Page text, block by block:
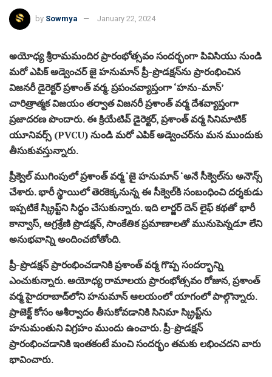
by Sowmya January 22, 2024
అయోధ్య శ్రీరామమందిర ప్రారంభోత్సవం సందర్భంగా పివిసియు నుండి
మరో ఎపిక్ అడ్వెంచర్ జై హనుమాన్ ప్రీ-ప్రొడక్షన్‌ను ప్రారంభించిన
విజనరీ డైరెక్టర్ ప్రశాంత్ వర్మ. ప్రపంచవ్యాప్తంగా ‘హను-మాన్’
చారిత్రాత్మక విజయం తర్వాత విజనరీ ప్రశాంత్ వర్మ దేశవ్యాప్తంగా
ప్రజాదరణ పొందారు. ఈ క్రియేటివ్ డైరెక్టర్, ప్రశాంత్ వర్మ సినిమాటిక్
యూనివర్స్ (PVCU) నుండి మరో ఎపిక్ అడ్వెంచర్‌ను మన ముందుకు
తీసుకువస్తున్నారు.
ప్రీక్వెల్ ముగింపులో ప్రశాంత్ వర్మ ‘జై హనుమాన్ ‘అనే సీక్వెల్‌ను అనౌన్స్
చేశారు. భారీ స్థాయిలో తెరకెక్కనున్న ఈ సీక్వెల్‌కి సంబంధించి దర్శకుడు
ఇప్పటికే స్క్రిప్ట్‌ని సిద్ధం చేసుకున్నారు. ఇది లార్జర్ దెన్ లైఫ్ కథతో భారీ
కాన్వాస్, అగ్రశ్రేణి ప్రొడక్షన్, సాంకేతిక ప్రమాణాలతో మునుపెన్నడూ లేని
అనుభవాన్ని అందించబోతోంది.
ప్రీ-ప్రొడక్షన్ ప్రారంభించడానికి ప్రశాంత్ వర్మ గొప్ప సందర్భాన్ని
ఎంచుకున్నారు. అయోధ్య రామాలయ ప్రారంభోత్సవం రోజున, ప్రశాంత్
వర్మ హైదరాబాద్‌లోని హనుమాన్ ఆలయంలో యాగంలో పాల్గొన్నారు.
ప్రాజెక్ట్ కోసం ఆశీర్వాదం తీసుకోవడానికి సినిమా స్క్రిప్ట్‌ను
హనుమంతుని విగ్రహం ముందు ఉంచారు. ప్రీ-ప్రొడక్షన్
ప్రారంభించడానికి ఇంతకంటే మంచి సందర్భం తమకు లభించదని వారు
భావించారు.